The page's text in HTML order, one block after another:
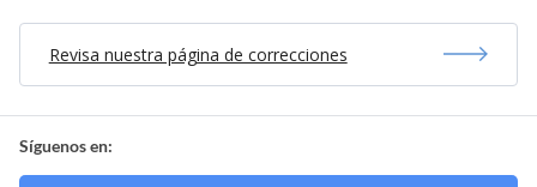
Revisa nuestra página de correcciones
Síguenos en: